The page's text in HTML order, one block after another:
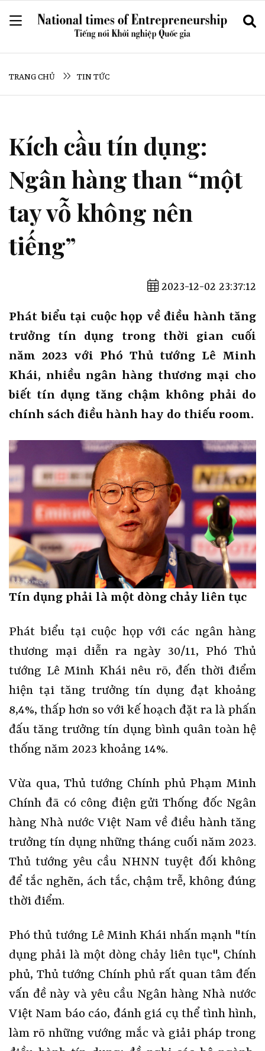
TRANG CHỦ TIN TỨC
Kích cầu tín dụng:
Ngân hàng than “một
tay vỗ không nên
tiếng”
2023-12-02 23:37:12
Phát biểu tại cuộc họp về điều hành tăng
trưởng tín dụng trong thời gian cuối
năm 2023 với Phó Thủ tướng Lê Minh
Khái, nhiều ngân hàng thương mại cho
biết tín dụng tăng chậm không phải do
chính sách điều hành hay do thiếu room.
Tín dụng phải là một dòng chảy liên tục
Phát biểu tại cuộc họp với các ngân hàng
thương mại diễn ra ngày 30/11, Phó Thủ
tướng Lê Minh Khái nêu rõ, đến thời điểm
hiện tại tăng trưởng tín dụng đạt khoảng
8,4%, thấp hơn so với kế hoạch đặt ra là phấn
đấu tăng trưởng tín dụng bình quân toàn hệ
thống năm 2023 khoảng 14%.
Vừa qua, Thủ tướng Chính phủ Phạm Minh
Chính đã có công điện gửi Thống đốc Ngân
hàng Nhà nước Việt Nam về điều hành tăng
trưởng tín dụng những tháng cuối năm 2023.
Thủ tướng yêu cầu NHNN tuyệt đối không
để tắc nghẽn, ách tắc, chậm trễ, không đúng
thời điểm.
Phó thủ tướng Lê Minh Khái nhấn mạnh "tín
dụng phải là một dòng chảy liên tục", Chính
phủ, Thủ tướng Chính phủ rất quan tâm đến
vấn đề này và yêu cầu Ngân hàng Nhà nước
Việt Nam báo cáo, đánh giá cụ thể tình hình,
làm rõ những vướng mắc và giải pháp trong